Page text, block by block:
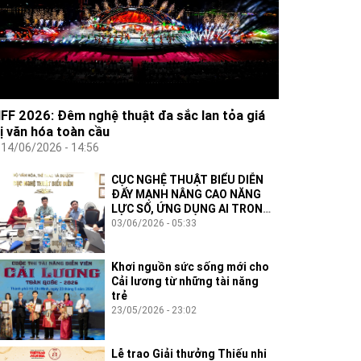
2026: Đêm nghệ thuật đa sắc lan tỏa giá
văn hóa toàn cầu
06/2026 - 14:56
CỤC NGHỆ THUẬT BIỂU DIỄN
ĐẨY MẠNH NÂNG CAO NĂNG
LỰC SỐ, ỨNG DỤNG AI TRONG
THỰC THI CÔNG VỤ
03/06/2026 - 05:33
Khơi nguồn sức sống mới cho
Cải lương từ những tài năng
trẻ
23/05/2026 - 23:02
Lễ trao Giải thưởng Thiếu nhi